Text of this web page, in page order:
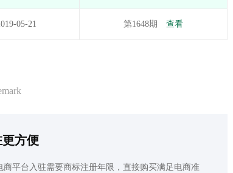
05-21 第1648期 查看
更方便
商平台入驻需要商标注册年限，直接购买满足电商准